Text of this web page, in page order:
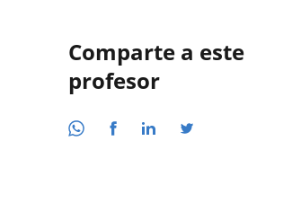
Comparte a este
profesor